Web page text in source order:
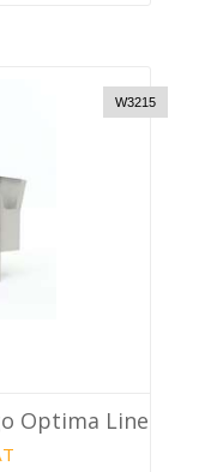
W3215
Optima Line